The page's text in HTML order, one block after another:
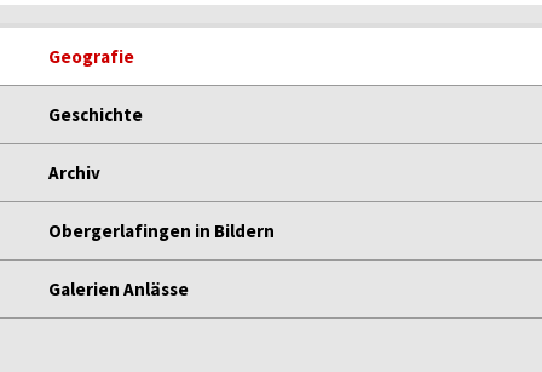
Geografie
Geschichte
Archiv
Obergerlafingen in Bildern
Galerien Anlässe